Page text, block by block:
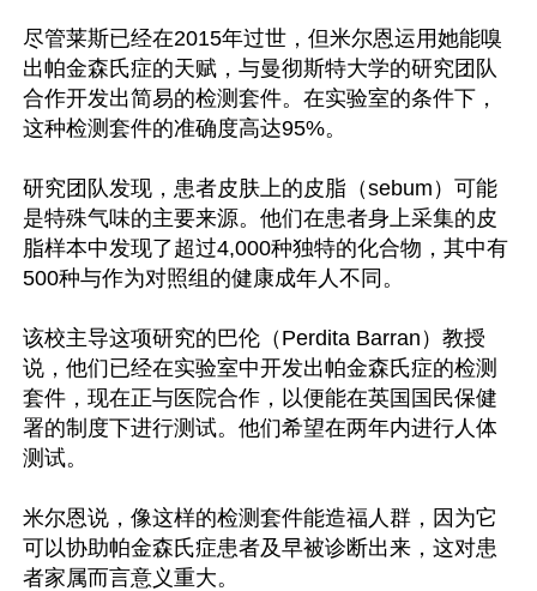
尽管莱斯已经在2015年过世，但米尔恩运用她能嗅
出帕金森氏症的天赋，与曼彻斯特大学的研究团队
合作开发出简易的检测套件。在实验室的条件下，
这种检测套件的准确度高达95%。
研究团队发现，患者皮肤上的皮脂（sebum）可能
是特殊气味的主要来源。他们在患者身上采集的皮
脂样本中发现了超过4,000种独特的化合物，其中有
500种与作为对照组的健康成年人不同。
该校主导这项研究的巴伦（Perdita Barran）教授
说，他们已经在实验室中开发出帕金森氏症的检测
套件，现在正与医院合作，以便能在英国国民保健
署的制度下进行测试。他们希望在两年内进行人体
测试。
米尔恩说，像这样的检测套件能造福人群，因为它
可以协助帕金森氏症患者及早被诊断出来，这对患
者家属而言意义重大。